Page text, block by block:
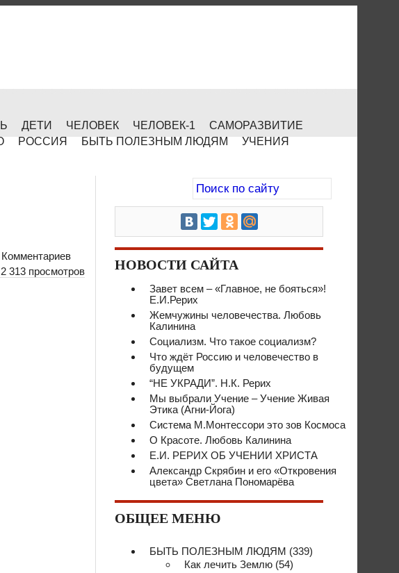
ДЕТИ ЧЕЛОВЕК ЧЕЛОВЕК-1
САМОРАЗВИТИЕ
РОССИЯ БЫТЬ ПОЛЕЗНЫМ ЛЮДЯМ
УЧЕНИЯ
2 313 просмотров
НОВОСТИ САЙТА
Завет всем – «Главное, не бояться»!
Е.И.Рерих
Жемчужины человечества. Любовь
Калинина
Социализм. Что такое социализм?
Что ждёт Россию и человечество в
будущем
“НЕ УКРАДИ”. Н.К. Рерих
Мы выбрали Учение – Учение Живая
Этика (Агни-Йога)
Система М.Монтессори это зов Космоса
О Красоте. Любовь Калинина
Е.И. РЕРИХ ОБ УЧЕНИИ ХРИСТА
Александр Скрябин и его «Откровения
цвета» Светлана Пономарёва
ОБЩЕЕ МЕНЮ
БЫТЬ ПОЛЕЗНЫМ ЛЮДЯМ (339)
Как лечить Землю (54)